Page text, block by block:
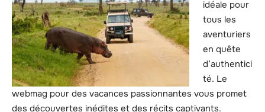
idéale pour
tous les
aventuriers
en quête
d’authentici
té. Le
webmag pour des vacances passionnantes vous promet
des découvertes inédites et des récits captivants.